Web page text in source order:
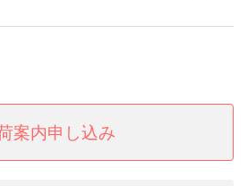
案内申し込み